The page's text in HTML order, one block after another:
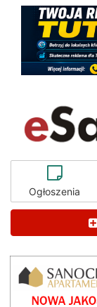
Ogłoszenia